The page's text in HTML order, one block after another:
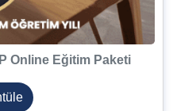
Online Eğitim Paketi